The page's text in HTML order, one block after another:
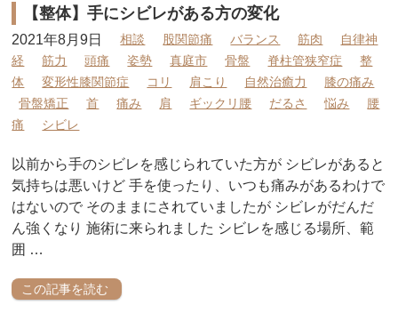
【整体】手にシビレがある方の変化
2021年8月9日 相談 股関節痛 バランス 筋肉
自律神
経
筋力 頭痛 姿勢 真庭市 骨盤 脊柱管狭窄症
整
体
変形性膝関節症 コリ 肩こり 自然治癒力
膝の痛み
骨盤矯正
首 痛み 肩 ギックリ腰 だるさ 悩み
腰
痛
シビレ
以前から手のシビレを感じられていた方が シビレがあると
気持ちは悪いけど 手を使ったり、いつも痛みがあるわけで
はないので そのままにされていましたが シビレがだんだ
ん強くなり 施術に来られました シビレを感じる場所、範
囲 …
この記事を読む